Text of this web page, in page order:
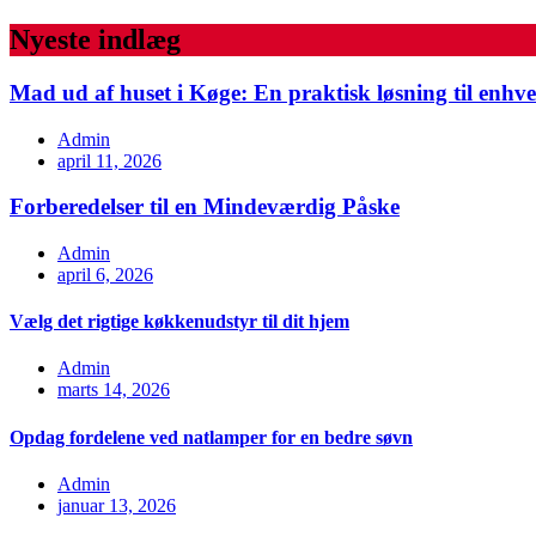
Nyeste indlæg
Mad ud af huset i Køge: En praktisk løsning til
Admin
april 11, 2026
Forberedelser til en Mindeværdig Påske
Admin
april 6, 2026
Vælg det rigtige køkkenudstyr til dit hjem
Admin
marts 14, 2026
Opdag fordelene ved natlamper for en bedre søvn
Admin
januar 13, 2026